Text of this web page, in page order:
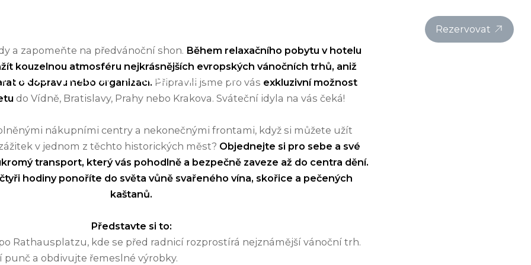
Rezervovat
během pobytu v Hotelu ATLANTIS
a zapomeňte na předvánoční shon. Během relaxačního pobytu v hotelu
kouzelnou atmosféru nejkrásnějších evropských vánočních trhů, aniž
o dopravu nebo organizaci. Připravili jsme pro vás exkluzivní možnost
do Vídně, Bratislavy, Prahy nebo Krakova. Sváteční idyla na vás čeká!
nákupními centry a nekonečnými frontami, když si můžete užít
v jednom z těchto historických měst? Objednejte si pro sebe a své
transport, který vás pohodlně a bezpečně zaveze až do centra dění.
čtyři hodiny ponoříte do světa vůně svařeného vína, skořice a pečených
kaštanů.
Představte si to:
Rathausplatzu, kde se před radnicí rozprostírá nejznámější vánoční trh.
punč a obdivujte řemeslné výrobky.